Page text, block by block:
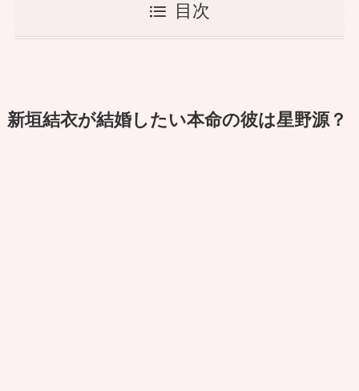
目次
新垣結衣が結婚したい本命の彼は星野源？